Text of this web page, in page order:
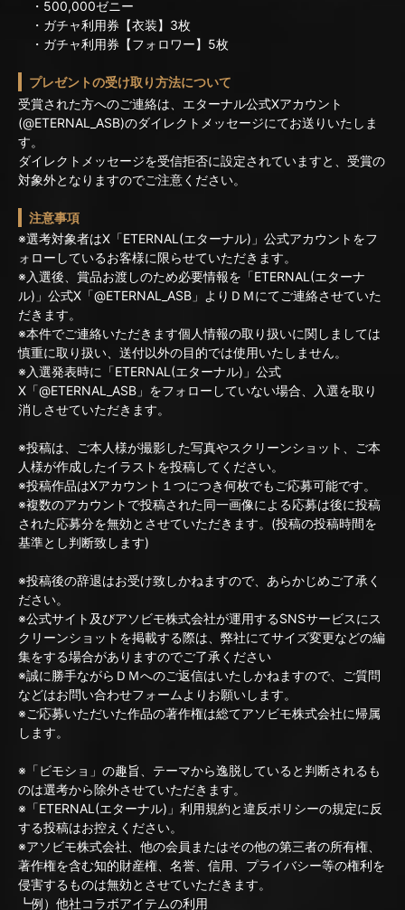
・500,000ゼニー
・ガチャ利用券【衣装】3枚
・ガチャ利用券【フォロワー】5枚
プレゼントの受け取り方法について
受賞された方へのご連絡は、エターナル公式Xアカウント
(@ETERNAL_ASB)のダイレクトメッセージにてお送りいたしま
す。
ダイレクトメッセージを受信拒否に設定されていますと、受賞の
対象外となりますのでご注意ください。
注意事項
※選考対象者はX「ETERNAL(エターナル)」公式アカウントをフ
ォローしているお客様に限らせていただきます。
※入選後、賞品お渡しのため必要情報を「ETERNAL(エターナ
ル)」公式X「@ETERNAL_ASB」よりＤＭにてご連絡させていた
だきます。
※本件でご連絡いただきます個人情報の取り扱いに関しましては
慎重に取り扱い、送付以外の目的では使用いたしません。
※入選発表時に「ETERNAL(エターナル)」公式
X「@ETERNAL_ASB」をフォローしていない場合、入選を取り
消しさせていただきます。
※投稿は、ご本人様が撮影した写真やスクリーンショット、ご本
人様が作成したイラストを投稿してください。
※投稿作品はXアカウント１つにつき何枚でもご応募可能です。
※複数のアカウントで投稿された同一画像による応募は後に投稿
された応募分を無効とさせていただきます。(投稿の投稿時間を
基準とし判断致します)
※投稿後の辞退はお受け致しかねますので、あらかじめご了承く
ださい。
※公式サイト及びアソビモ株式会社が運用するSNSサービスにス
クリーンショットを掲載する際は、弊社にてサイズ変更などの編
集をする場合がありますのでご了承ください
※誠に勝手ながらＤＭへのご返信はいたしかねますので、ご質問
などはお問い合わせフォームよりお願いします。
※ご応募いただいた作品の著作権は総てアソビモ株式会社に帰属
します。
※「ビモショ」の趣旨、テーマから逸脱していると判断されるも
のは選考から除外させていただきます。
※「ETERNAL(エターナル)」利用規約と違反ポリシーの規定に反
する投稿はお控えください。
※アソビモ株式会社、他の会員またはその他の第三者の所有権、
著作権を含む知的財産権、名誉、信用、プライバシー等の権利を
侵害するものは無効とさせていただきます。
┗例）他社コラボアイテムの利用